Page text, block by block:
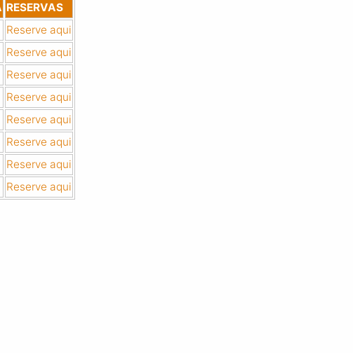
RESERVAS
Reserve aqui
Reserve aqui
Reserve aqui
Reserve aqui
Reserve aqui
Reserve aqui
Reserve aqui
Reserve aqui